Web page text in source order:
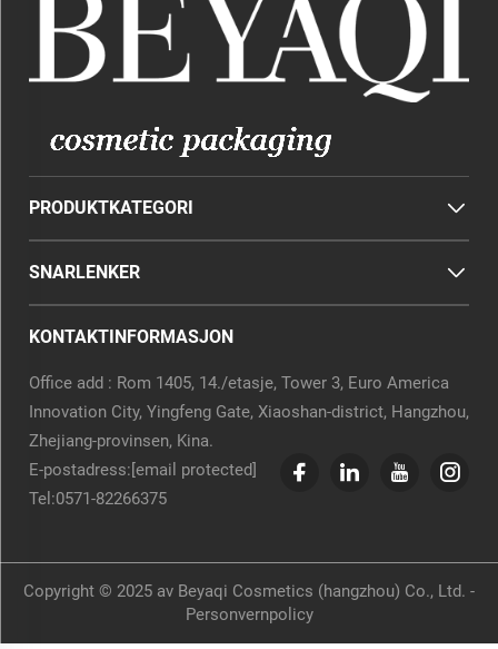
PRODUKTKATEGORI
SNARLENKER
KONTAKTINFORMASJON
Office add : Rom 1405, 14./etasje, Tower 3, Euro America
Innovation City, Yingfeng Gate, Xiaoshan-district, Hangzhou,
Zhejiang-provinsen, Kina.
E-postadress:[email protected]
Tel:0571-82266375
Copyright © 2025 av Beyaqi Cosmetics (hangzhou) Co., Ltd. -
Personvernpolicy